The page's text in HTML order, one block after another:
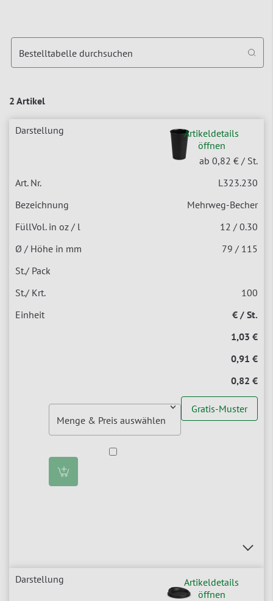
2 Artikel
Bestelltabelle durchsuchen
Artikeldetails
öffnen
ab 0,82 € / St.
L323.230
Mehrweg-Becher
12 / 0.30
79 / 115
100
€ / St.
1,03 €
0,91 €
0,82 €
Gratis-Muster
Artikeldetails
öffnen